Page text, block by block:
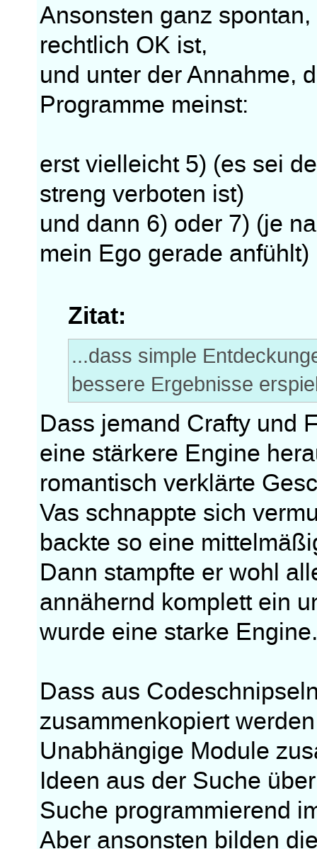
Ansonsten ganz
rechtlich OK ist,
und unter der Annahme,
Programme meinst:
erst vielleicht 5) (es sei
streng verboten ist)
und dann 6) oder 7) (je
mein Ego gerade anfühlt)
Zitat:
...dass simple
bessere Ergebnisse
Dass jemand Crafty und
eine stärkere Engine
romantisch verklärte
Vas schnappte sich
backte so eine
Dann stampfte er wohl
annähernd komplett ein
wurde eine starke
Dass aus
zusammenkopiert
Unabhängige Module
Ideen aus der Suche
Suche programmierend
Aber ansonsten bilden